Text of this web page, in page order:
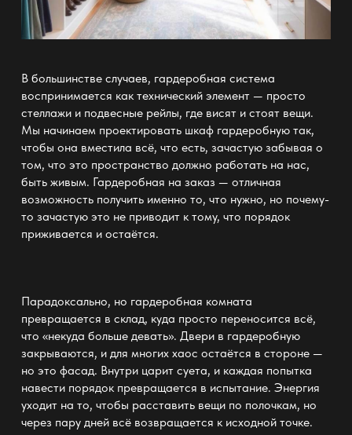
В большинстве случаев, гардеробная система
воспринимается как технический элемент — просто
стеллажии подвесные рейлы, где висят и стоят вещи.
Мы начинаем проектировать шкаф гардеробнуютак,
чтобы она вместила всё, что есть, зачастую забывая о
том, что это пространство должно работать на нас,
быть живым. Гардеробная на заказ — отличная
возможность получить именно то, что нужно, но почему-
то зачастую это не приводит к тому, что порядок
приживается и остаётся.
Парадоксально, но гардеробная комната
превращается в склад, куда просто переносится всё,
что «некуда больше девать». Двери в гардеробную
закрываются, и для многих хаос остаётся в стороне —
но это фасад. Внутри царит суета, и каждая попытка
навести порядокпревращается в испытание. Энергия
уходит на то, чтобы расставить вещи по полочкам, но
через пару дней всё возвращается к исходной точке.